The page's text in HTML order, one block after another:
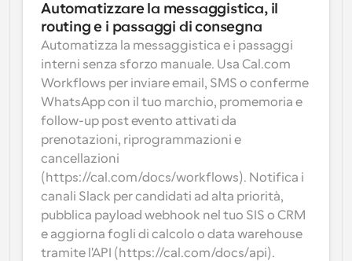
Automatizzare la messaggistica, il
routing e i passaggi di consegna
Automatizza la messaggistica e i passaggi
interni senza sforzo manuale. Usa Cal.com
Workflows per inviare email, SMS o conferme
WhatsApp con il tuo marchio, promemoria e
follow-up post evento attivati da
prenotazioni, riprogrammazioni e
cancellazioni
(https://cal.com/docs/workflows). Notifica i
canali Slack per candidati ad alta priorità,
pubblica payload webhook nel tuo SIS o CRM
e aggiorna fogli di calcolo o data warehouse
tramite l'API (https://cal.com/docs/api).